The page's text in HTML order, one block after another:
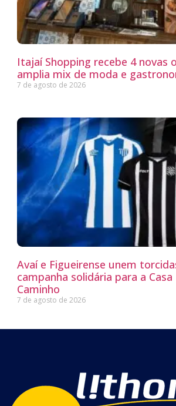
Itajaí Shopping recebe 4 novas
amplia mix de moda e
7 de agosto de 2026
Avaí e Figueirense unem
campanha solidária para a
Caminho
7 de agosto de 2026